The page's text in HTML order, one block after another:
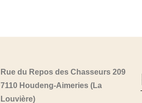
Rue du Repos des Chasseurs 209
7110 Houdeng-Aimeries (La
Louvière)